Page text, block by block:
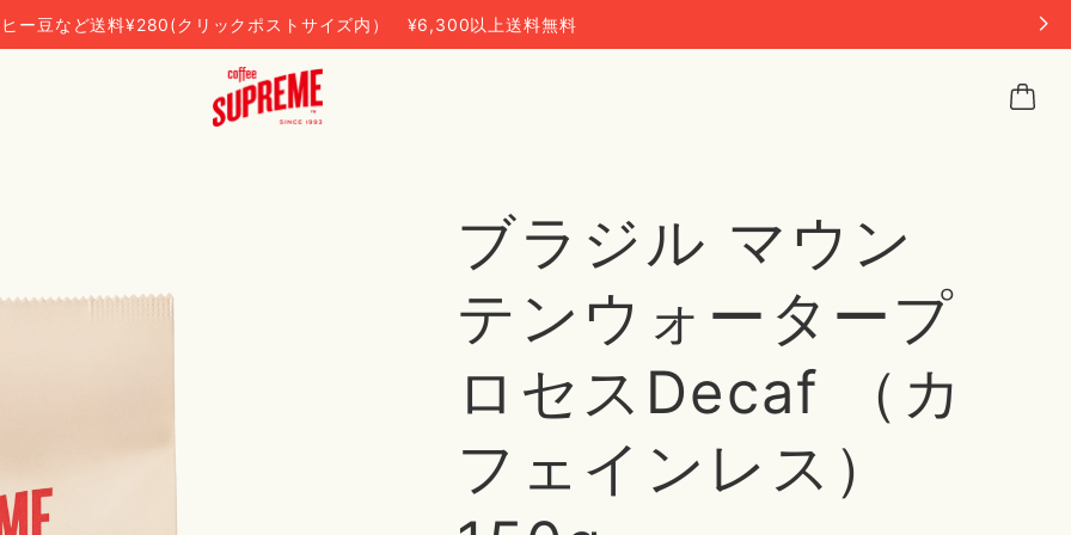
ー豆など送料¥280(クリックポストサイズ内） ¥6,300以上送料無料
ブラジル マウン
テンウォータープ
ロセスDecaf （カ
フェインレス）